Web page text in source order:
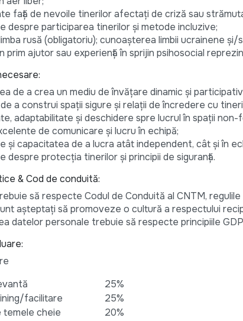
față de nevoile tinerilor afectați de criză sau
despre participarea tinerilor și metode incluzive;
rusă (obligatoriu); cunoașterea limbii ucrainene
prim ajutor sau experiență în sprijin psihosocial
de a crea un mediu de învățare dinamic și
a construi spații sigure și relații de încredere cu
adaptabilitate și deschidere spre lucrul în spații
de comunicare și lucru în echipă;
și capacitatea de a lucra atât independent, cât și în
despre protecția tinerilor și principii de siguranță.
& Cod de conduită:
să respecte Codul de Conduită al CNTM,
așteptați să promoveze o cultură a respectului
datelor personale trebuie să respecte principiile
25%
facilitare
25%
temele cheie
20%